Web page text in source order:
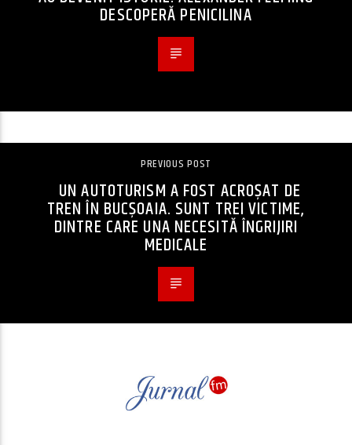
DESCOPERĂ PENICILINA
PREVIOUS POST
UN AUTOTURISM A FOST ACROȘAT DE
TREN ÎN BUCȘOAIA. SUNT TREI VICTIME,
DINTRE CARE UNA NECESITĂ ÎNGRIJIRI
MEDICALE